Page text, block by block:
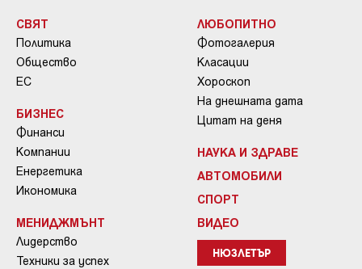
СВЯТ
Политика
Общество
ЕС
БИЗНЕС
Финанси
Компании
Енергетика
Икономика
МЕНИДЖМЪНТ
Лидерство
Техники за успех
ЛЮБОПИТНО
Фотогалерия
Класации
Хороскоп
На днешната дата
Цитат на деня
НАУКА И ЗДРАВЕ
АВТОМОБИЛИ
СПОРТ
ВИДЕО
НЮЗЛЕТЪР